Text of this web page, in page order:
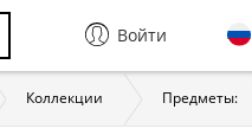
Войти
Коллекции Предметы: